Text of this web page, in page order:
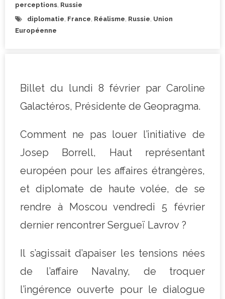
perceptions Russie
diplomatie France Réalisme Russie Union
Européenne
Billet du lundi 8 février par Caroline
Galactéros, Présidente de Geopragma.
Comment ne pas louer l’initiative de
Josep Borrell, Haut représentant
européen pour les affaires étrangères,
et diplomate de haute volée, de se
rendre à Moscou vendredi 5 février
dernier rencontrer Sergueï Lavrov ?
Il s’agissait d’apaiser les tensions nées
de l’affaire Navalny, de troquer
l’ingérence ouverte pour le dialogue